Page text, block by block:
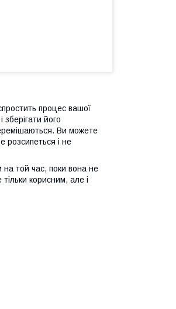
процес вашої
його
Ви можете
розсипеться і не
на той час, поки вона не
корисним, але і